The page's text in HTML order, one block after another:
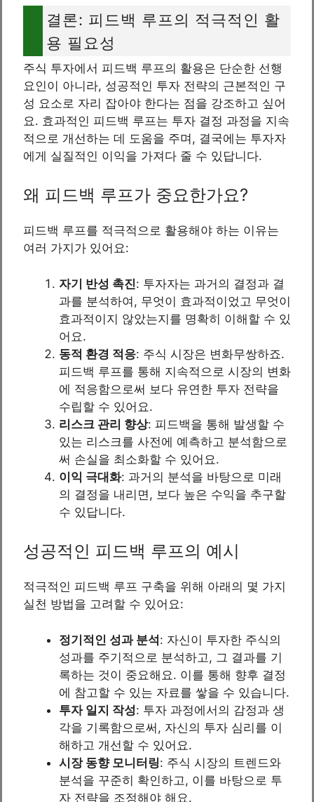
결론: 피드백 루프의 적극적인 활
용 필요성
주식 투자에서 피드백 루프의 활용은 단순한 선행
요인이 아니라, 성공적인 투자 전략의 근본적인 구
성 요소로 자리 잡아야 한다는 점을 강조하고 싶어
요. 효과적인 피드백 루프는 투자 결정 과정을 지속
적으로 개선하는 데 도움을 주며, 결국에는 투자자
에게 실질적인 이익을 가져다 줄 수 있답니다.
왜 피드백 루프가 중요한가요?
피드백 루프를 적극적으로 활용해야 하는 이유는
여러 가지가 있어요:
자기 반성 촉진: 투자자는 과거의 결정과 결
과를 분석하여, 무엇이 효과적이었고 무엇이
효과적이지 않았는지를 명확히 이해할 수 있
어요.
동적 환경 적응: 주식 시장은 변화무쌍하죠.
피드백 루프를 통해 지속적으로 시장의 변화
에 적응함으로써 보다 유연한 투자 전략을
수립할 수 있어요.
리스크 관리 향상: 피드백을 통해 발생할 수
있는 리스크를 사전에 예측하고 분석함으로
써 손실을 최소화할 수 있어요.
이익 극대화: 과거의 분석을 바탕으로 미래
의 결정을 내리면, 보다 높은 수익을 추구할
수 있답니다.
성공적인 피드백 루프의 예시
적극적인 피드백 루프 구축을 위해 아래의 몇 가지
실천 방법을 고려할 수 있어요:
정기적인 성과 분석: 자신이 투자한 주식의
성과를 주기적으로 분석하고, 그 결과를 기
록하는 것이 중요해요. 이를 통해 향후 결정
에 참고할 수 있는 자료를 쌓을 수 있습니다.
투자 일지 작성: 투자 과정에서의 감정과 생
각을 기록함으로써, 자신의 투자 심리를 이
해하고 개선할 수 있어요.
시장 동향 모니터링: 주식 시장의 트렌드와
분석을 꾸준히 확인하고, 이를 바탕으로 투
자 전략을 조정해야 해요.